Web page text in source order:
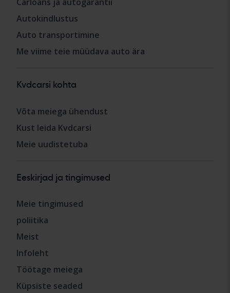
Autokindlustus
Auto transportimine
Me viime teie müüdava auto ära
Kvdcarsi kohta
Võta meiega ühendust
Kust leida Kvdcarsi
Meie uudistetuba
Eeskirjad ja tingimused
Meie tingimused
poliitika
Meist
Infoleht
Töötage meiega
Küpsiste seaded